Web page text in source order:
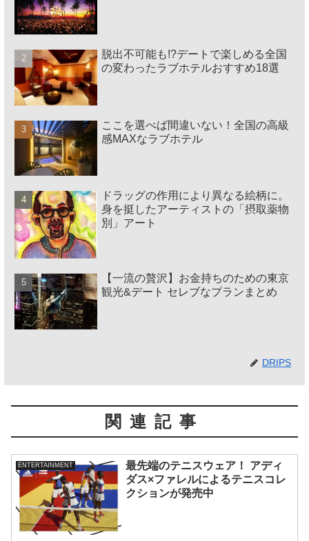
脱出不可能も!?デートで楽しめる全国
の変わったラブホテルおすすめ18選
ここを選べば間違いない！全国の高級
感MAXなラブホテル
ドラッグの作用により異なる絵柄に。
身を挺したアーティストの「摂取薬物
別」アート
【一流の贅沢】お金持ちのための東京
観光&デート セレブなプランまとめ
DRIPS
関連記事
ENTERTAINMENT
最先端のテニスウェア！ アディ
ダス×ファレルによるテニスコレ
クションが発売中